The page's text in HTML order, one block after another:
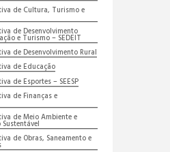
de Cultura, Turismo e
de Desenvolvimento
e Turismo – SEDEIT
de Desenvolvimento Rural
de Educação
de Esportes – SEESP
de Finanças e
de Meio Ambiente e
de Obras, Saneamento e